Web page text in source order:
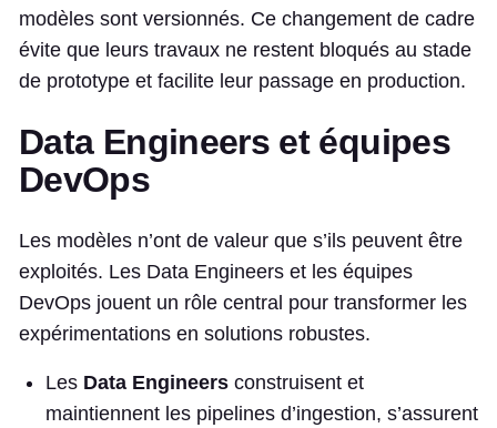
modèles sont versionnés. Ce changement de cadre
évite que leurs travaux ne restent bloqués au stade
de prototype et facilite leur passage en production.
Data Engineers et équipes
DevOps
Les modèles n’ont de valeur que s’ils peuvent être
exploités. Les Data Engineers et les équipes
DevOps jouent un rôle central pour transformer les
expérimentations en solutions robustes.
Les Data Engineers construisent et
maintiennent les pipelines d’ingestion, s’assurent